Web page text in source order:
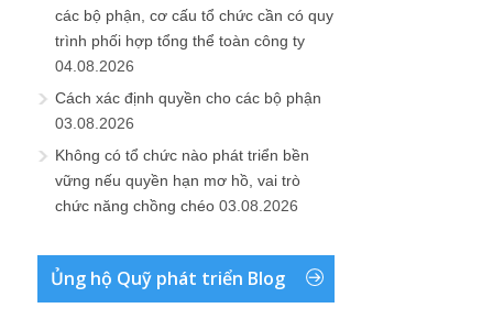
các bộ phận, cơ cấu tổ chức cần có quy
trình phối hợp tổng thể toàn công ty
04.08.2026
Cách xác định quyền cho các bộ phận
03.08.2026
Không có tổ chức nào phát triển bền
vững nếu quyền hạn mơ hồ, vai trò
chức năng chồng chéo 03.08.2026
Ủng hộ Quỹ phát triển Blog